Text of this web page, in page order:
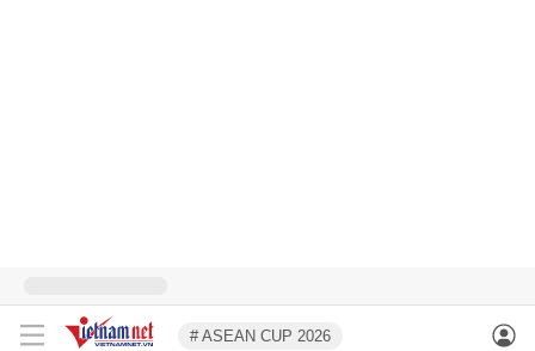
# ASEAN CUP 2026